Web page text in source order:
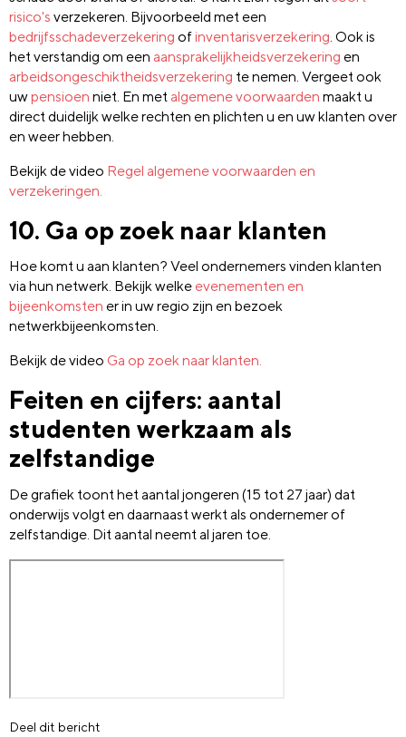
risico's verzekeren. Bijvoorbeeld met een
bedrijfsschadeverzekering ofinventarisverzekering . Ook is
het verstandig om een aansprakelijkheidsverzekering en
arbeidsongeschiktheidsverzekering te nemen. Vergeet ook
uwpensioen niet. En met algemene voorwaarden maakt u
direct duidelijk welke rechten en plichten u en uw klanten over
en weer hebben.
Bekijk de video Regel algemene voorwaarden en
verzekeringen.
10. Ga op zoek naar klanten
Hoe komt u aan klanten? Veel ondernemers vinden klanten
via hun netwerk. Bekijk welke evenementen en
bijeenkomsten er in uw regio zijn en bezoek
netwerkbijeenkomsten.
Bekijk de video Ga op zoek naar klanten.
Feiten en cijfers: aantal
studenten werkzaam als
zelfstandige
De grafiek toont het aantal jongeren (15 tot 27 jaar) dat
onderwijs volgt en daarnaast werkt als ondernemer of
zelfstandige. Dit aantal neemt al jaren toe.
Deel dit bericht